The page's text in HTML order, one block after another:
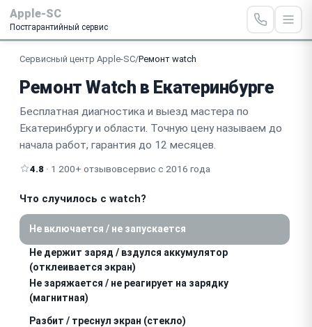
Apple-SC
Постгарантийный сервис
Сервисный центр Apple-SC/Ремонт watch
Ремонт Watch в Екатеринбурге
Бесплатная диагностика и выезд мастера по
Екатеринбургу и области. Точную цену называем до
начала работ, гарантия до 12 месяцев.
4.8 · 1 200+ отзывовсервис с 2016 года
Что случилось с watch?
Не включается / не запускается
Не держит заряд / вздулся аккумулятор
(отклеивается экран)
Не заряжается / не реагирует на зарядку
(магнитная)
Разбит / треснул экран (стекло)